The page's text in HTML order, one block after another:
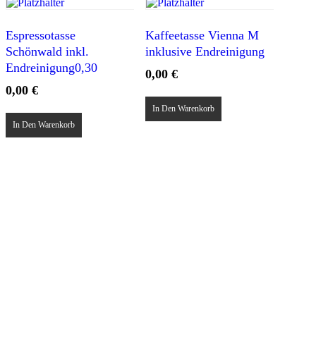
Espressotasse
Schönwald inkl.
Endreinigung0,30
0,00 €
In Den Warenkorb
Kaffeetasse Vienna M
inklusive Endreinigung
0,00 €
In Den Warenkorb